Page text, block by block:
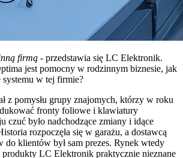
firmą - przedstawia się LC Elektronik.
jest pomocny w rodzinnym biznesie, jak
systemu w tej firmie?
z pomysłu grupy znajomych, którzy w roku
fronty foliowe i klawiatury
czuć było nadchodzące zmiany i idące
rozpoczęła się w garażu, a dostawcą
do klientów był sam prezes. Rynek wtedy
produkty LC Elektronik praktycznie nieznane